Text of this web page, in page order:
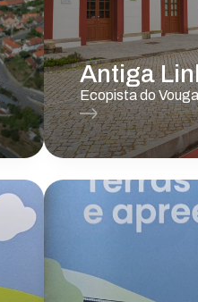
Antiga
Ecopista do